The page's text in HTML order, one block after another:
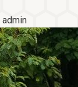
admin